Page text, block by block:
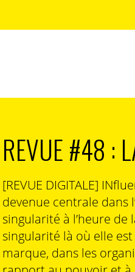
Ils sont clairement plus
fortement déterminée
».
et d’attitude shoppers
sont dans la recherche
achats « coup de cœur »
composition et le caractère
REVUE #48 :
[REVUE DIGITALE]
devenue centrale dans
singularité à l’heure
singularité là où elle est
marque, dans les